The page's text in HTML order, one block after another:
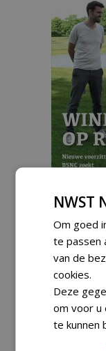
€ 8,95 ex
NWST
Om goed
te passen
van de
cookies.
Deze
om voor
te kunnen